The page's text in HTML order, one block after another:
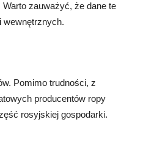
zauważyć, że dane te
wewnętrznych.
Pomimo trudności, z
producentów ropy
rosyjskiej gospodarki.